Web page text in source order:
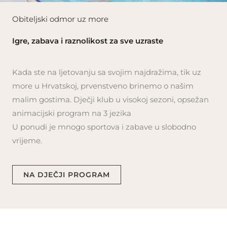
Obiteljski odmor uz more
Igre, zabava i raznolikost za sve uzraste
Kada ste na ljetovanju sa svojim najdražima, tik uz
more u Hrvatskoj, prvenstveno brinemo o našim
malim gostima. Dječji klub u visokoj sezoni, opsežan
animacijski program na 3 jezika
U ponudi je mnogo sportova i zabave u slobodno
vrijeme.
NA DJEČJI PROGRAM